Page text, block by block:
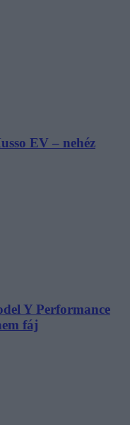
EV – nehéz
Y Performance
fáj